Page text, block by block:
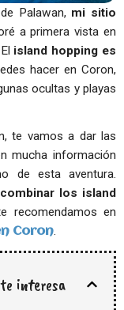
Palawan, mi sitio
a primera vista en
island hopping es
hacer en Coron,
ocultas y playas
te vamos a dar las
mucha información
de esta aventura.
combinar los island
recomendamos en
Coron.
interesa